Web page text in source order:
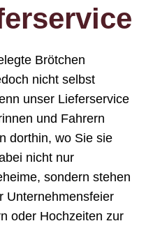
Brötchen
nicht selbst
unser Lieferservice
und Fahrern
dorthin, wo Sie sie
nicht nur
sondern stehen
Unternehmensfeier
oder Hochzeiten zur